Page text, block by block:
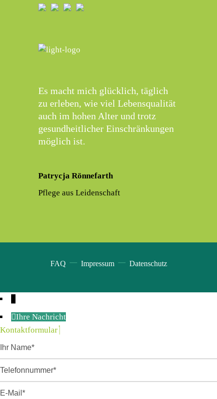
Es macht mich glücklich, täglich
zu erleben, wie viel Lebensqualität
auch im hohen Alter und trotz
gesundheitlicher Einschränkungen
möglich ist.
Patrycja Rönnefarth
Pflege aus Leidenschaft
FAQ – Impressum– Datenschutz
Ihre Nachricht
Kontaktformular
Ihr
Telefonnummer
E-